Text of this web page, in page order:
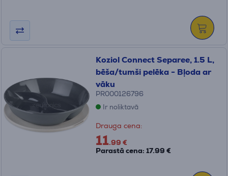
Koziol Connect Separee, 1.5 L,
bēša/tumši pelēka - Bļoda ar
vāku
PR000126796
Ir noliktavā
Drauga cena:
11.99 €
Parastā cena: 17.99 €